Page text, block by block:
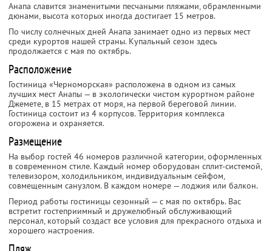
Анапа славится знаменитыми песчаными пляжами, обрамленными
дюнами, высота которых иногда достигает 15 метров.
По числу солнечных дней Анапа занимает одно из первых мест
среди курортов нашей страны. Купальный сезон здесь
продолжается с мая по октябрь.
Расположение
Гостиница «Черноморская» расположена в одном из самых
лучших мест Анапы — в экологически чистом курортном районе
Джемете, в 15 метрах от моря, на первой береговой линии.
Гостиница состоит из 4 корпусов. Территория комплекса
огорожена и охраняется.
Размещение
На выбор гостей 46 номеров различной категории, оформленных
в современном стиле. Каждый номер оборудован сплит-системой,
телевизором, холодильником, индивидуальным сейфом,
совмещенным санузлом. В каждом номере — лоджия или балкон.
Период работы гостиницы сезонный — с мая по октябрь. Вас
встретит гостеприимный и дружелюбный обслуживающий
персонал, который создаст все условия для прекрасного отдыха и
хорошего настроения.